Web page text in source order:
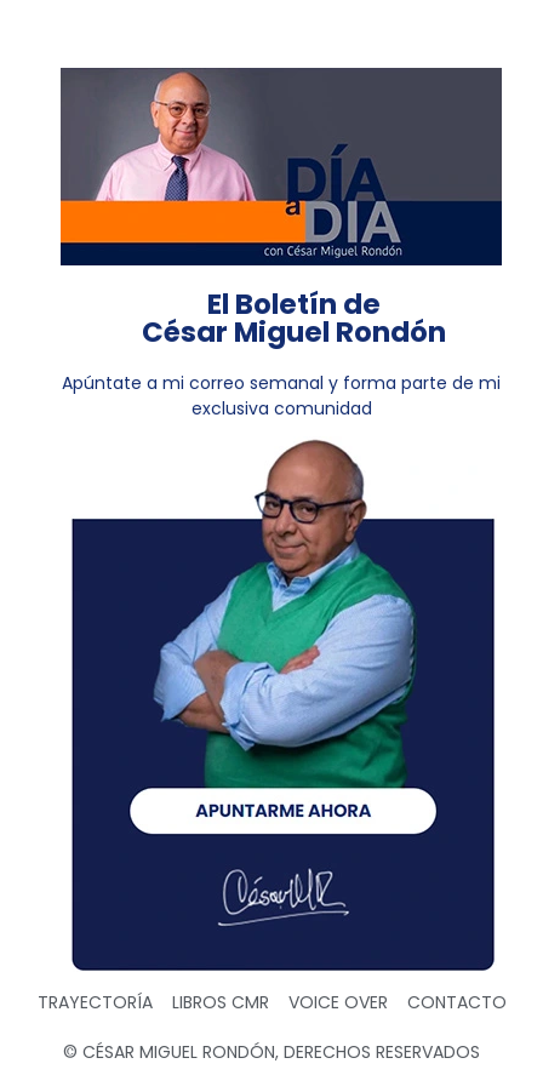
El Boletín de
César Miguel Rondón
Apúntate a mi correo semanal y forma parte de mi
exclusiva comunidad
TRAYECTORÍA LIBROS CMR VOICE OVER CONTACTO
© CÉSAR MIGUEL RONDÓN, DERECHOS RESERVADOS